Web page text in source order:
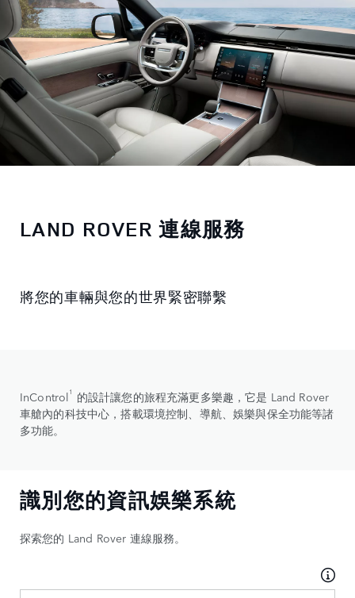
LAND ROVER 連線服務
將您的車輛與您的世界緊密聯繫
InControl1
的設計讓您的旅程充滿更多樂趣，它是 Land Rover
車艙內的科技中心，搭載環境控制、導航、娛樂與保全功能等諸
多功能。
識別您的資訊娛樂系統
探索您的 Land Rover 連線服務。